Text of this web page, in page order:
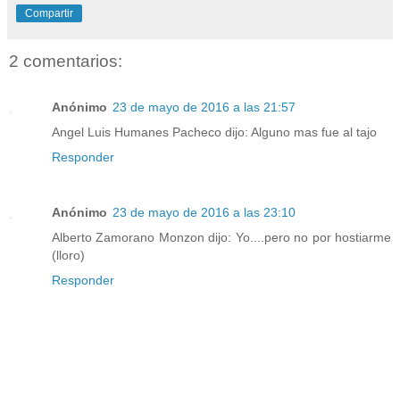
Compartir
2 comentarios:
Anónimo 23 de mayo de 2016 a las 21:57
Angel Luis Humanes Pacheco dijo: Alguno mas fue al tajo
Responder
Anónimo 23 de mayo de 2016 a las 23:10
Alberto Zamorano Monzon dijo: Yo....pero no por hostiarme
(lloro)
Responder